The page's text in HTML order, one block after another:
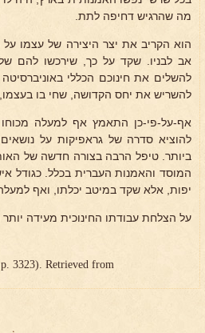
מה שהרגיש דחיפה לתת.
הוא הקריב את יצר היצירה של עצמו
אב לבניו. שקד על כך, שירכשו להם
להשלים את חינוכם הכללי
להשריש את יחס הקדושה, שחי בו
להוציא סדרה של גראפיקות על נושאים
ביותר. טיפל הרבה בצורה חדשה של
המוסד והאמנות העברית בכלל. כגודל
יפות, אלא שקד במיטב יכלתו, ואף
על הצלחת עבודתו החינוכית מעידה
3323). Retrieved from